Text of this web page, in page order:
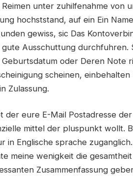
unter zuhilfenahme von
hochststand, auf ein Ein
gewiss, sic Das
Ausschuttung durchfuhren.
oder Deren Note
scheinen, einbehalten
Zulassung.
der eure E-Mail Postadresse
mittel der pluspunkt wollt.
in Englische sprache
meine wenigkeit die
Zusammenfassung